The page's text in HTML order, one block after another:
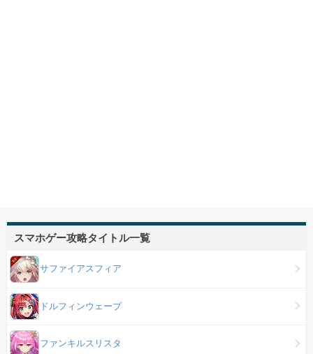
スマホゲー攻略タイトル一覧
サファイアスフィア
ドルフィンウェーブ
ファンキルスリスタ